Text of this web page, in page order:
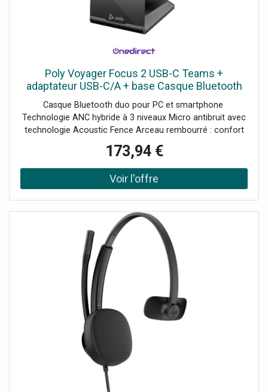
Poly Voyager Focus 2 USB-C Teams +
adaptateur USB-C/A + base Casque Bluetooth
compatible USB-A / USB-C et 3 niveaux d'ANC
hybride pour éliminer les
Casque Bluetooth duo pour PC et smartphone
Technologie ANC hybride à 3 niveaux Micro antibruit avec
technologie Acoustic Fence Arceau rembourré : confort
tout au long de la journée Adaptateur USB-C/A :
compatibilité étendue Idéal pour des conversations
professionnelles sans distractions Base de charge : accès
facile et rapide au micro-casque Certifié Microsoft Teams
173,94 €